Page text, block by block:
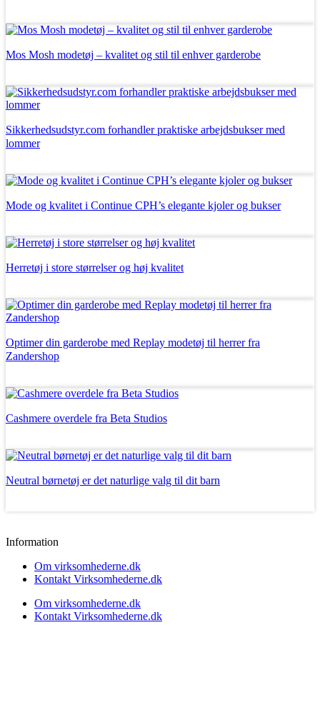
Mos Mosh modetøj – kvalitet og stil til enhver garderobe
Sikkerhedsudstyr.com forhandler praktiske arbejdsbukser med
lommer
Mode og kvalitet i Continue CPH’s elegante kjoler og bukser
Herretøj i store størrelser og høj kvalitet
Optimer din garderobe med Replay modetøj til herrer fra
Zandershop
Cashmere overdele fra Beta Studios
Neutral børnetøj er det naturlige valg til dit barn
Information
Om virksomhederne.dk
Kontakt Virksomhederne.dk
Om virksomhederne.dk
Kontakt Virksomhederne.dk